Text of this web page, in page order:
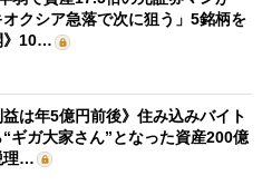
オクシア急落で次に狙う」5銘柄を
》10…
益は年5億円前後》住み込みバイト
“ギガ大家さん”となった資産200億
理…